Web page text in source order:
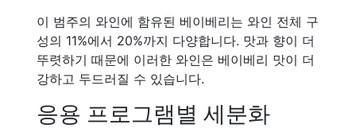
이 범주의 와인에 함유된 베이베리는 와인 전체 구
성의 11%에서 20%까지 다양합니다. 맛과 향이 더
뚜렷하기 때문에 이러한 와인은 베이베리 맛이 더
강하고 두드러질 수 있습니다.
응용 프로그램별 세분화